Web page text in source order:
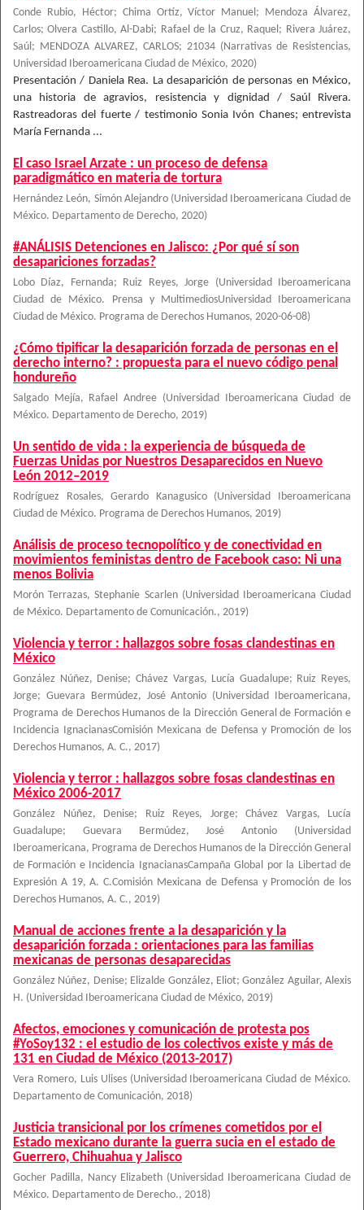
Conde Rubio, Héctor; Chima Ortíz, Víctor Manuel; Mendoza Álvarez,
Carlos; Olvera Castillo, Al-Dabi; Rafael de la Cruz, Raquel; Rivera Juárez,
Saúl; MENDOZA ALVAREZ, CARLOS; 21034 ( Narrativas de Resistencias,
Universidad Iberoamericana Ciudad de México, 2020)
Presentación / Daniela Rea. La desaparición de personas en México,
una historia de agravios, resistencia y dignidad / Saúl Rivera.
Rastreadoras del fuerte / testimonio Sonia Ivón Chanes; entrevista
María Fernanda ...
El caso Israel Arzate : un proceso de defensa
paradigmático en materia de tortura
Hernández León, Simón Alejandro (Universidad Iberoamericana Ciudad de
México. Departamento de Derecho, 2020)
#ANÁLISIS Detenciones en Jalisco: ¿Por qué sí son
desapariciones forzadas?
Lobo Díaz, Fernanda; Ruiz Reyes, Jorge (Universidad Iberoamericana
Ciudad de México. Prensa y MultimediosUniversidad Iberoamericana
Ciudad de México. Programa de Derechos Humanos, 2020-06-08)
¿Cómo tipificar la desaparición forzada de personas en el
derecho interno? : propuesta para el nuevo código penal
hondureño
Salgado Mejía, Rafael Andree (Universidad Iberoamericana Ciudad de
México. Departamento de Derecho, 2019)
Un sentido de vida : la experiencia de búsqueda de
Fuerzas Unidas por Nuestros Desaparecidos en Nuevo
León 2012–2019
Rodríguez Rosales, Gerardo Kanagusico (Universidad Iberoamericana
Ciudad de México. Programa de Derechos Humanos, 2019)
Análisis de proceso tecnopolítico y de conectividad en
movimientos feministas dentro de Facebook caso: Ni una
menos Bolivia
Morón Terrazas, Stephanie Scarlen (Universidad Iberoamericana Ciudad
de México. Departamento de Comunicación., 2019)
Violencia y terror : hallazgos sobre fosas clandestinas en
México
González Núñez, Denise; Chávez Vargas, Lucía Guadalupe;
Ruiz Reyes,
Jorge; Guevara Bermúdez, José Antonio (Universidad Iberoamericana,
Programa de Derechos Humanos de la Dirección General de Formación e
Incidencia IgnacianasComisión Mexicana de Defensa y Promoción de los
Derechos Humanos, A. C., 2017)
Violencia y terror : hallazgos sobre fosas clandestinas en
México 2006-2017
González Núñez, Denise; Ruiz Reyes, Jorge; Chávez Vargas, Lucía
Guadalupe; Guevara Bermúdez, José Antonio (Universidad
Iberoamericana, Programa de Derechos Humanos de la Dirección General
de Formación e Incidencia IgnacianasCampaña Global por la Libertad de
Expresión A 19, A. C.Comisión Mexicana de Defensa y Promoción de los
Derechos Humanos, A. C., 2019)
Manual de acciones frente a la desaparición y la
desaparición forzada : orientaciones para las familias
mexicanas de personas desaparecidas
González Núñez, Denise; Elizalde González, Eliot; González Aguilar, Alexis
H. (Universidad Iberoamericana Ciudad de México, 2019)
Afectos, emociones y comunicación de protesta pos
#YoSoy132 : el estudio de los colectivos existe y más de
131 en Ciudad de México (2013-2017)
Vera Romero, Luis Ulises (Universidad Iberoamericana Ciudad de México.
Departamento de Comunicación, 2018)
Justicia transicional por los crímenes cometidos por el
Estado mexicano durante la guerra sucia en el estado de
Guerrero, Chihuahua y Jalisco
Gocher Padilla, Nancy Elizabeth (Universidad Iberoamericana Ciudad de
México. Departamento de Derecho., 2018)